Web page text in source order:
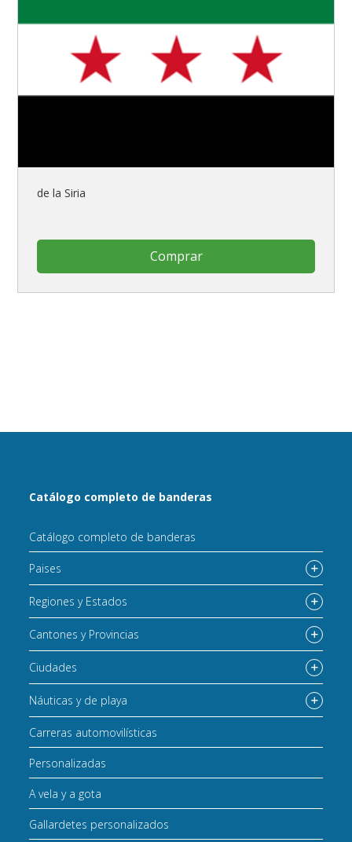
de la Siria
Comprar
Catálogo completo de banderas
Catálogo completo de banderas
Paises
Regiones y Estados
Cantones y Provincias
Ciudades
Náuticas y de playa
Carreras automovilísticas
Personalizadas
A vela y a gota
Gallardetes personalizados